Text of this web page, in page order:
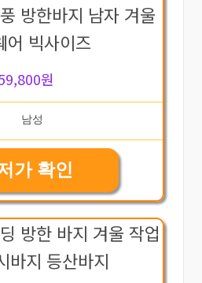
방한바지 남자 겨울
어 빅사이즈
원
가 확인
방한 바지 겨울 작업
바지 등산바지